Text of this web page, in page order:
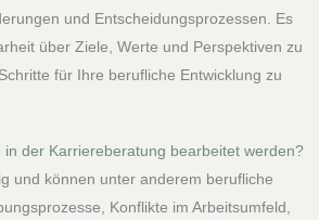
und Entscheidungsprozessen. Es
über Ziele, Werte und Perspektiven zu
für Ihre berufliche Entwicklung zu
der Karriereberatung bearbeitet werden?
und können unter anderem berufliche
Konflikte im Arbeitsumfeld,